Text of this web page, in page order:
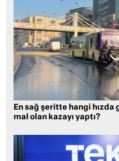
En sağ şeritte hangi
mal olan kazayı yaptı?